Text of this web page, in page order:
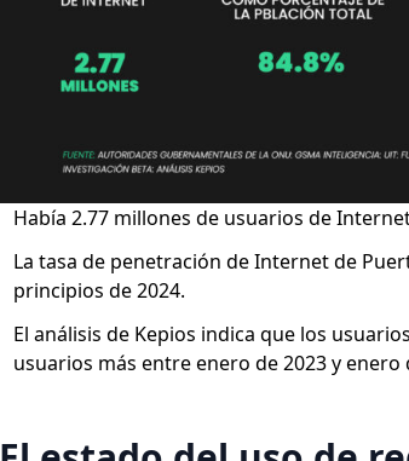
Había 2.77 millones de usuarios de
La tasa de penetración de Internet de
principios de 2024.
El análisis de Kepios indica que los
usuarios más entre enero de 2023 y enero